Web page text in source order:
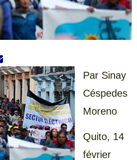
Par Sinay
Céspedes
Moreno
Quito, 14
février